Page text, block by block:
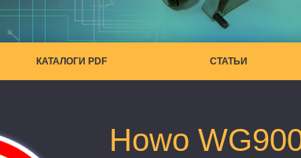
КАТАЛОГИ PDF СТАТЬИ
Howo